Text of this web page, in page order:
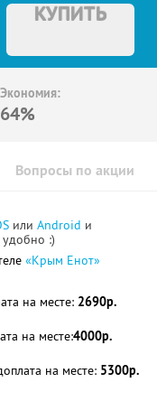
КУПИТЬ
Экономия:
64%
Вопросы по акции
или Android и
:)
«Крым Енот»
на месте: 2690р.
на месте:4000р.
на месте: 5300р.